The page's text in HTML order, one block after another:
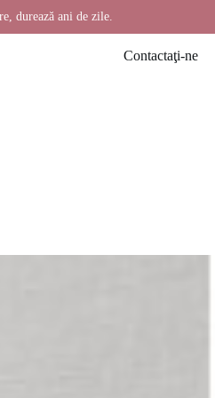
durează ani de zile.
Contactaţi-ne